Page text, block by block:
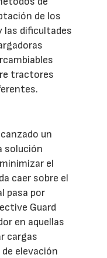
de los
las dificultades
tractores
un
solución
el
caer sobre el
pasa por
Guard
en aquellas
cargas
elevación